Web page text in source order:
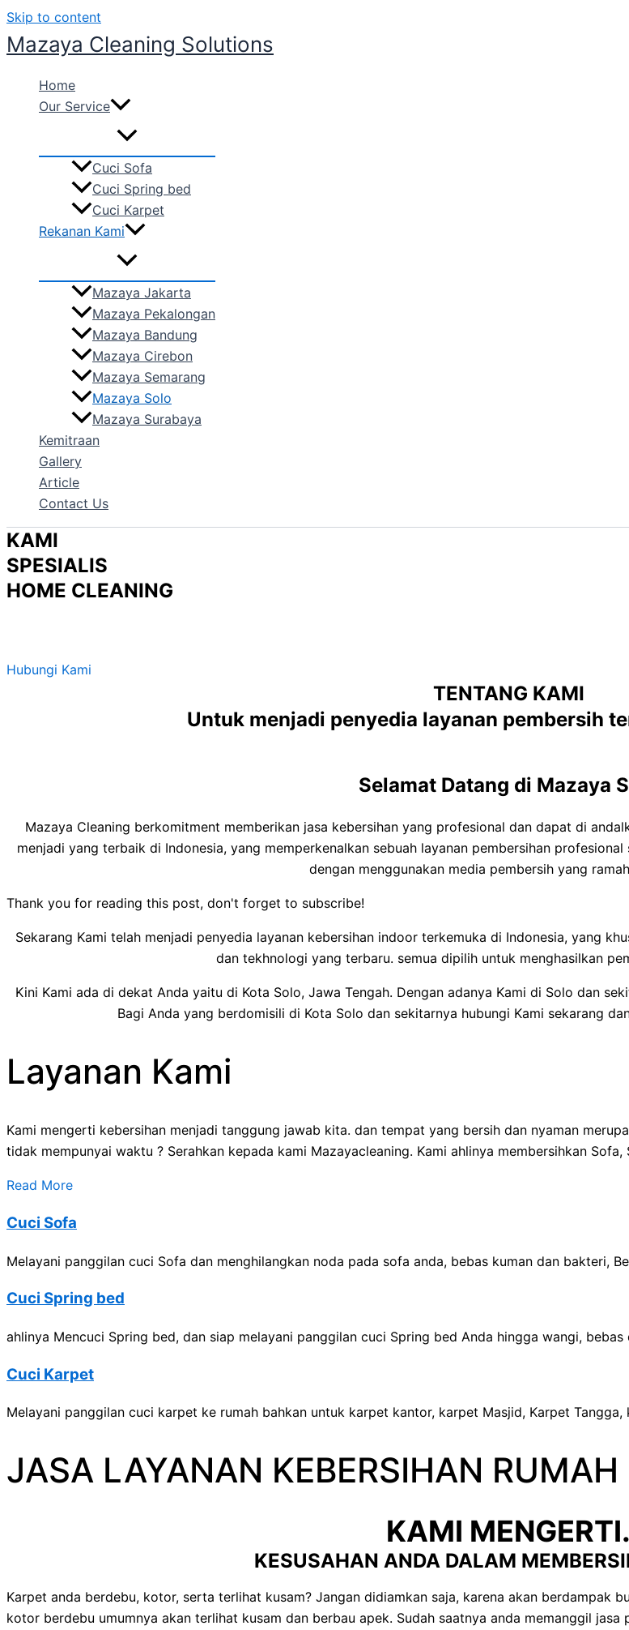
Skip to content
Mazaya Cleaning Solutions
Home
Our Service
Cuci Sofa
Cuci Spring bed
Cuci Karpet
Rekanan Kami
Mazaya Jakarta
Mazaya Pekalongan
Mazaya Bandung
Mazaya Cirebon
Mazaya Semarang
Mazaya Solo
Mazaya Surabaya
Kemitraan
Gallery
Article
Contact Us
KAMI
SPESIALIS
HOME CLEANING
Hubungi Kami
TENTANG KAMI
Untuk menjadi penyedia layanan pembersih
Selamat Datang di Mazaya
Mazaya Cleaning berkomitment memberikan jasa kebersihan yang profesional dan dapat di
menjadi yang terbaik di Indonesia, yang memperkenalkan sebuah layanan pembersihan
dengan menggunakan media pembersih yang
Thank you for reading this post, don't forget to subscribe!
Sekarang Kami telah menjadi penyedia layanan kebersihan indoor terkemuka di Indonesia, yang
dan tekhnologi yang terbaru. semua dipilih untuk menghasilkan
Kini Kami ada di dekat Anda yaitu di Kota Solo, Jawa Tengah. Dengan adanya Kami di Solo dan
Bagi Anda yang berdomisili di Kota Solo dan sekitarnya hubungi Kami sekarang
Layanan Kami
Kami mengerti kebersihan menjadi tanggung jawab kita. dan tempat yang bersih dan nyaman
tidak mempunyai waktu ? Serahkan kepada kami Mazayacleaning. Kami ahlinya membersihkan Sofa,
Read More
Cuci Sofa
Melayani panggilan cuci Sofa dan menghilangkan noda pada sofa anda, bebas kuman dan bakteri,
Cuci Spring bed
ahlinya Mencuci Spring bed, dan siap melayani panggilan cuci Spring bed Anda hingga wangi, bebas
Cuci Karpet
Melayani panggilan cuci karpet ke rumah bahkan untuk karpet kantor, karpet Masjid, Karpet Tangga,
JASA LAYANAN KEBERSIHAN RUMAH
KAMI MENGERTI.
KESUSAHAN ANDA DALAM
Karpet anda berdebu, kotor, serta terlihat kusam? Jangan didiamkan saja, karena akan berdampak
kotor berdebu umumnya akan terlihat kusam dan berbau apek. Sudah saatnya anda memanggil